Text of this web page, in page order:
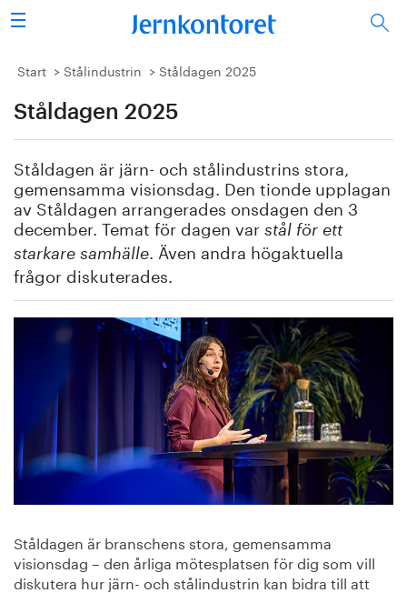
Sök
Stålindustrin
Vision 2050
Forskning/utbildning
Energi/miljö
Vi tycker
Publicerat
Bildbank
Om oss
Start Stålindustrin Ståldagen 2025
Ståldagen 2025
Ståldagen är järn- och stålindustrins stora,
gemensamma visionsdag. Den tionde upplagan
av Ståldagen arrangerades onsdagen den 3
december. Temat för dagen var stål för ett
starkare samhälle
. Även andra högaktuella
frågor diskuterades.
Ståldagen är branschens stora, gemensamma
visionsdag – den årliga mötesplatsen för dig som vill
diskutera hur järn- och stålindustrin kan bidra till att